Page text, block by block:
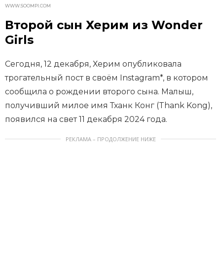
WWW.SOOMPI.COM
Второй сын Херим из Wonder
Girls
Сегодня, 12 декабря, Херим опубликовала
трогательный пост в своём Instagram*, в котором
сообщила о рождении второго сына. Малыш,
получивший милое имя Тханк Конг (Thank Kong),
появился на свет 11 декабря 2024 года.
РЕКЛАМА – ПРОДОЛЖЕНИЕ НИЖЕ